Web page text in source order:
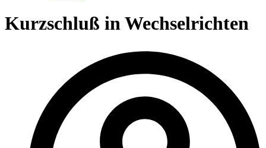
Kurzschluß in Wechselrichten